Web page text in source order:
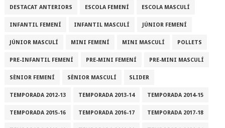
DESTACAT ANTERIORS ESCOLA FEMENÍ ESCOLA MASCULÍ
INFANTIL FEMENÍ INFANTIL MASCULÍ JÚNIOR FEMENÍ
JÚNIOR MASCULÍ MINI FEMENÍ MINI MASCULÍ POLLETS
PRE-INFANTIL FEMENÍ PRE-MINI FEMENÍ PRE-MINI MASCULÍ
SÈNIOR FEMENÍ SÈNIOR MASCULÍ SLIDER
TEMPORADA 2012-13 TEMPORADA 2013-14 TEMPORADA 2014-15
TEMPORADA 2015-16 TEMPORADA 2016-17 TEMPORADA 2017-18